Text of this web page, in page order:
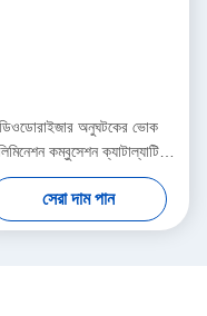
ডিওডোরাইজার অনুঘটকের ভোক
কম্বুসেশন ক্যাটাল্যাটিক
জারণ পদ্ধতি
সেরা দাম পান